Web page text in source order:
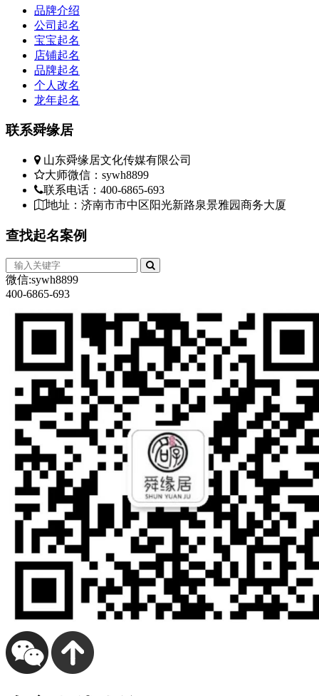
品牌介绍
公司起名
宝宝起名
店铺起名
品牌起名
个人改名
龙年起名
联系舜缘居
山东舜缘居文化传媒有限公司
大师微信：sywh8899
联系电话：400-6865-693
地址：济南市市中区阳光新路泉景雅园商务大厦
查找起名案例
微信:sywh8899
400-6865-693